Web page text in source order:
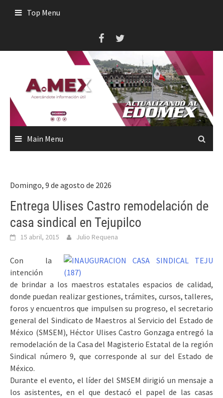
Top Menu
Main Menu
Domingo, 9 de agosto de 2026
Entrega Ulises Castro remodelación de
casa sindical en Tejupilco
15 abril, 2015 Julio Requena
Con la
intención
de brindar a los maestros estatales espacios de calidad,
donde puedan realizar gestiones, trámites, cursos, talleres,
foros y encuentros que impulsen su progreso, el secretario
general del Sindicato de Maestros al Servicio del Estado de
México (SMSEM), Héctor Ulises Castro Gonzaga entregó la
remodelación de la Casa del Magisterio Estatal de la región
Sindical número 9, que corresponde al sur del Estado de
México.
Durante el evento, el líder del SMSEM dirigió un mensaje a
los asistentes, en el que destacó el papel de las casas